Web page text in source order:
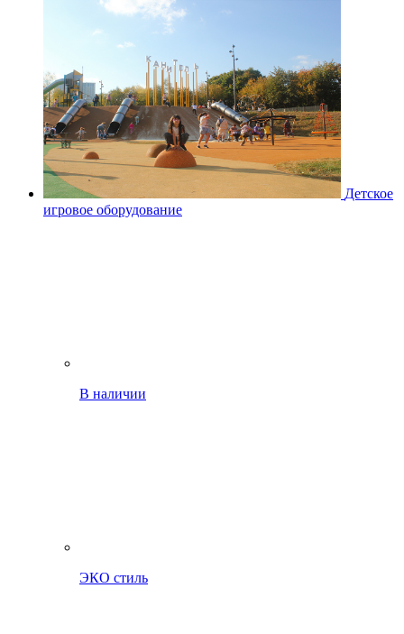
Детское
игровое оборудование
В наличии
ЭКО стиль